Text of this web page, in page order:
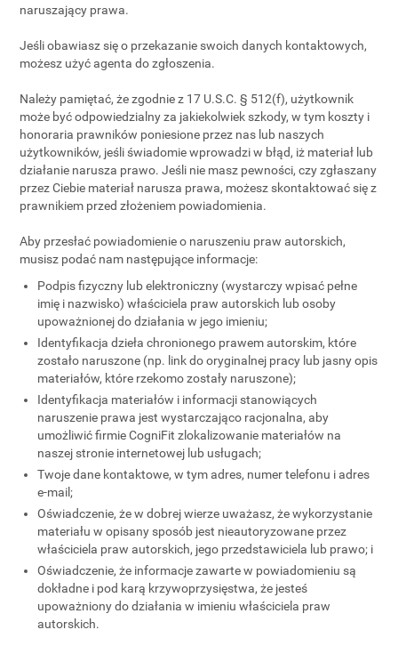
naruszający prawa.
Jeśli obawiasz się o przekazanie swoich danych kontaktowych,
możesz użyć agenta do zgłoszenia.
Należy pamiętać, że zgodnie z 17 U.S.C. § 512(f), użytkownik
może być odpowiedzialny za jakiekolwiek szkody, w tym koszty i
honoraria prawników poniesione przez nas lub naszych
użytkowników, jeśli świadomie wprowadzi w błąd, iż materiał lub
działanie narusza prawo. Jeśli nie masz pewności, czy zgłaszany
przez Ciebie materiał narusza prawa, możesz skontaktować się z
prawnikiem przed złożeniem powiadomienia.
Aby przesłać powiadomienie o naruszeniu praw autorskich,
musisz podać nam następujące informacje:
Podpis fizyczny lub elektroniczny (wystarczy wpisać pełne
imię i nazwisko) właściciela praw autorskich lub osoby
upoważnionej do działania w jego imieniu;
Identyfikacja dzieła chronionego prawem autorskim, które
zostało naruszone (np. link do oryginalnej pracy lub jasny opis
materiałów, które rzekomo zostały naruszone);
Identyfikacja materiałów i informacji stanowiących
naruszenie prawa jest wystarczająco racjonalna, aby
umożliwić firmie CogniFit zlokalizowanie materiałów na
naszej stronie internetowej lub usługach;
Twoje dane kontaktowe, w tym adres, numer telefonu i adres
e-mail;
Oświadczenie, że w dobrej wierze uważasz, że wykorzystanie
materiału w opisany sposób jest nieautoryzowane przez
właściciela praw autorskich, jego przedstawiciela lub prawo; i
Oświadczenie, że informacje zawarte w powiadomieniu są
dokładne i pod karą krzywoprzysięstwa, że jesteś
upoważniony do działania w imieniu właściciela praw
autorskich.